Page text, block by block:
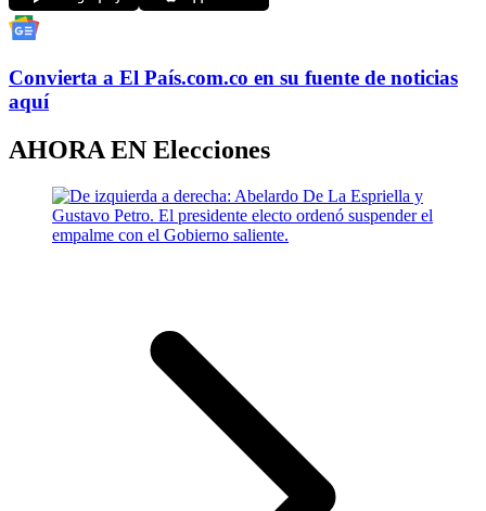
Convierta a El País.com.co en su fuente de noticias
aquí
AHORA EN Elecciones